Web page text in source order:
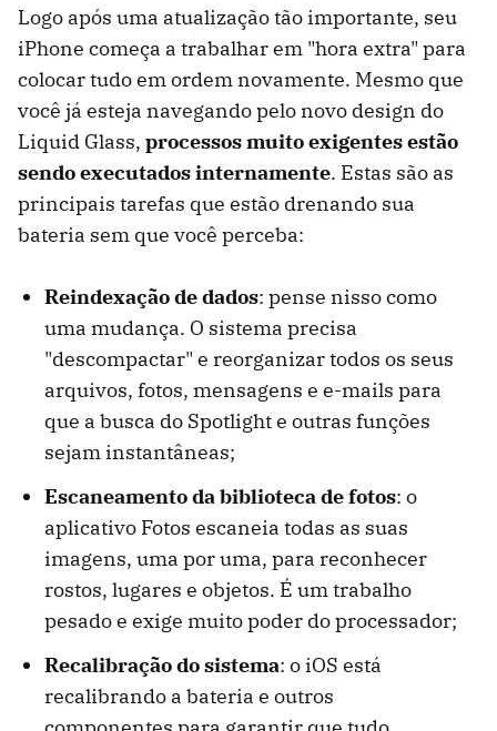
Logo após uma atualização tão importante, seu
iPhone começa a trabalhar em "hora extra" para
colocar tudo em ordem novamente. Mesmo que
você já esteja navegando pelo novo design do
Liquid Glass, processos muito exigentes estão
sendo executados internamente. Estas são as
principais tarefas que estão drenando sua
bateria sem que você perceba:
Reindexação de dados: pense nisso como
uma mudança. O sistema precisa
"descompactar" e reorganizar todos os seus
arquivos, fotos, mensagens e e-mails para
que a busca do Spotlight e outras funções
sejam instantâneas;
Escaneamento da biblioteca de fotos: o
aplicativo Fotos escaneia todas as suas
imagens, uma por uma, para reconhecer
rostos, lugares e objetos. É um trabalho
pesado e exige muito poder do processador;
Recalibração do sistema: o iOS está
recalibrando a bateria e outros